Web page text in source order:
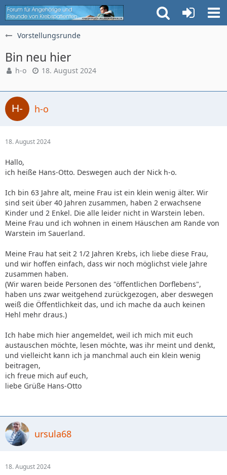
Vorstellungsrunde
Bin neu hier
h-o 18. August 2024
h-o
18. August 2024
Hallo,
ich heiße Hans-Otto. Deswegen auch der Nick h-o.
Ich bin 63 Jahre alt, meine Frau ist ein klein wenig älter. Wir
sind seit über 40 Jahren zusammen, haben 2 erwachsene
Kinder und 2 Enkel. Die alle leider nicht in Warstein leben.
Meine Frau und ich wohnen in einem Häuschen am Rande von
Warstein im Sauerland.
Meine Frau hat seit 2 1/2 Jahren Krebs, ich liebe diese Frau,
und wir hoffen einfach, dass wir noch möglichst viele Jahre
zusammen haben.
(Wir waren beide Personen des "öffentlichen Dorflebens",
haben uns zwar weitgehend zurückgezogen, aber deswegen
weiß die Öffentlichkeit das, und ich mache da auch keinen
Hehl mehr draus.)
Ich habe mich hier angemeldet, weil ich mich mit euch
austauschen möchte, lesen möchte, was ihr meint und denkt,
und vielleicht kann ich ja manchmal auch ein klein wenig
beitragen,
ich freue mich auf euch,
liebe Grüße Hans-Otto
ursula68
18. August 2024